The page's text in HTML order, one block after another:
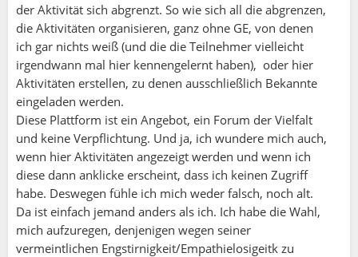
der Aktivität sich abgrenzt. So wie sich all die abgrenzen,
die Aktivitäten organisieren, ganz ohne GE, von denen
ich gar nichts weiß (und die die Teilnehmer vielleicht
irgendwann mal hier kennengelernt haben), oder hier
Aktivitäten erstellen, zu denen ausschließlich Bekannte
eingeladen werden.
Diese Plattform ist ein Angebot, ein Forum der Vielfalt
und keine Verpflichtung. Und ja, ich wundere mich auch,
wenn hier Aktivitäten angezeigt werden und wenn ich
diese dann anklicke erscheint, dass ich keinen Zugriff
habe. Deswegen fühle ich mich weder falsch, noch alt.
Da ist einfach jemand anders als ich. Ich habe die Wahl,
mich aufzuregen, denjenigen wegen seiner
vermeintlichen Engstirnigkeit/Empathielosigeitk zu